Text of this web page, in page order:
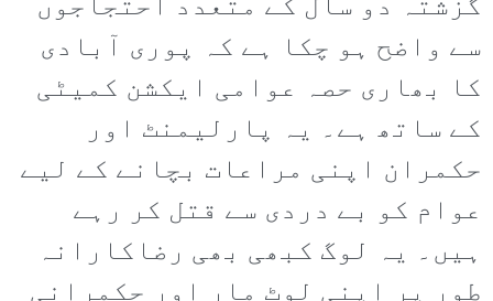
سے واضح ہو چکا ہے کہ پوری آبادی
کا بھاری حصہ عوامی ایکشن کمیٹی
کے ساتھ ہے۔ یہ پارلیمنٹ اور
حکمران اپنی مراعات بچانے کے لیے
عوام کو بے دردی سے قتل کر رہے
ہیں۔ یہ لوگ کبھی بھی رضاکارانہ